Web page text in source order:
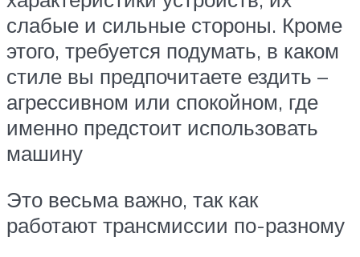
слабые и сильные стороны. Кроме
этого, требуется подумать, в каком
стиле вы предпочитаете ездить –
агрессивном или спокойном, где
именно предстоит использовать
машину
Это весьма важно, так как
работают трансмиссии по-разному